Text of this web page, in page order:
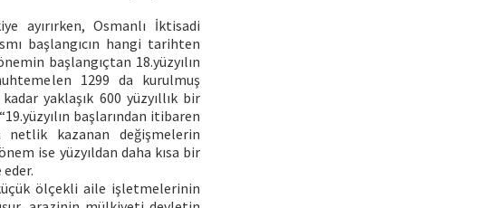
ayırırken, Osmanlı İktisadi
başlangıcın hangi tarihten
başlangıçtan 18.yüzyılın
1299 da kurulmuş
yaklaşık 600 yüzyıllık bir
başlarından itibaren
netlik kazanan değişmelerin
ise yüzyıldan daha kısa bir
ölçekli aile işletmelerinin